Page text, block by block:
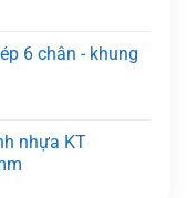
6 chân - khung
nhựa KT